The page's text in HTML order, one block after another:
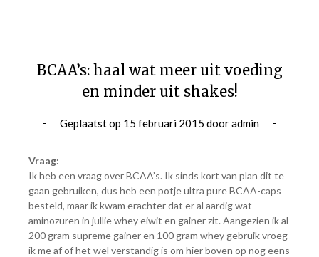
BCAA’s: haal wat meer uit voeding
en minder uit shakes!
Geplaatst op 15 februari 2015 dooradmin
Vraag:
Ik heb een vraag over BCAA’s. Ik sinds kort van plan dit te
gaan gebruiken, dus heb een potje ultra pure BCAA-caps
besteld, maar ik kwam erachter dat er al aardig wat
aminozuren in jullie whey eiwit en gainer zit. Aangezien ik al
200 gram supreme gainer en 100 gram whey gebruik vroeg
ik me af of het wel verstandig is om hier boven op nog eens